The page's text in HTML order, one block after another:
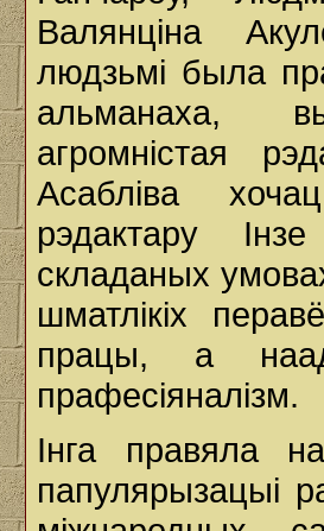
Валянціна
людзьмі была
альманаха,
агромністая
Асабліва
рэдактару
складаных
шматлікіх
працы, а
прафесіяналізм.
Інга правяла
папулярызацыі